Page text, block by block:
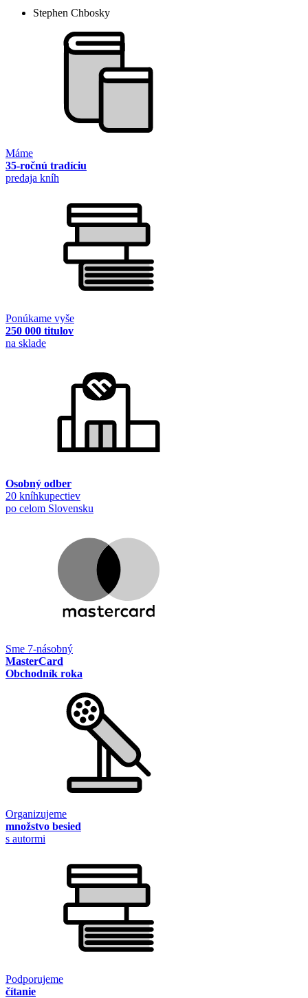
Stephen Chbosky
Máme
35-ročnú tradíciu
predaja kníh
Ponúkame vyše
250 000 titulov
na sklade
Osobný odber
20 kníhkupectiev
po celom Slovensku
Sme 7-násobný
MasterCard
Obchodník roka
Organizujeme
množstvo besied
s autormi
Podporujeme
čítanie